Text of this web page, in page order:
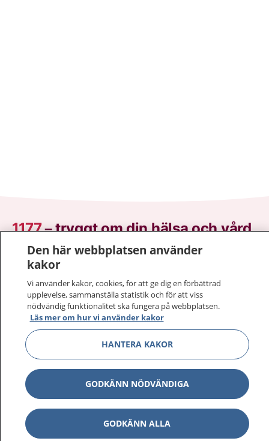
1177–tryggt om din hälsa och vård
På 1177.se får du råd om hälsa och information om
sjukdomar och vilka mottagningar du kan kontakta.
Logga in för att läsa din journal och göra dina
vårdärenden. Ring telefonnummer 1177 för
sjukvårdsrådgivning dygnet runt.
1177 ger dig råd när du vill må bättre.
1177 på flera språk
Visa
Den här webbplatsen använder
kakor
Vi använder kakor, cookies, för att ge dig en förbättrad
upplevelse, sammanställa statistik och för att viss
nödvändig funktionalitet ska fungera på webbplatsen.
Läs mer om hur vi använder kakor
HANTERA KAKOR
GODKÄNN NÖDVÄNDIGA
GODKÄNN ALLA